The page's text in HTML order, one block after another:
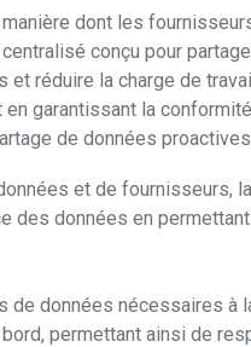
SCIP
Respectez vos
grâce à une
dont les
conçu pour
réduire la charge de
garantissant la
de données proactives.
et de fournisseurs,
des données en
de données nécessaires à
permettant ainsi de